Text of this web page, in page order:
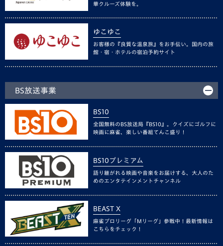
華クルーズ体験を。
ゆこゆこ
お客様の『良質な温泉旅』をお手伝い。国内の旅
館・宿・ホテルの宿泊予約サイト
BS放送事業
BS10
全国無料のBS放送局『BS10』。クイズにゴルフに
映画に麻雀、楽しい番組てんこ盛り！
BS10プレミアム
語り継がれる映画や音楽をお届けする、大人のた
めのエンタテインメントチャンネル
BEAST X
麻雀プロリーグ「Mリーグ」参戦中！最新情報は
こちらをチェック！